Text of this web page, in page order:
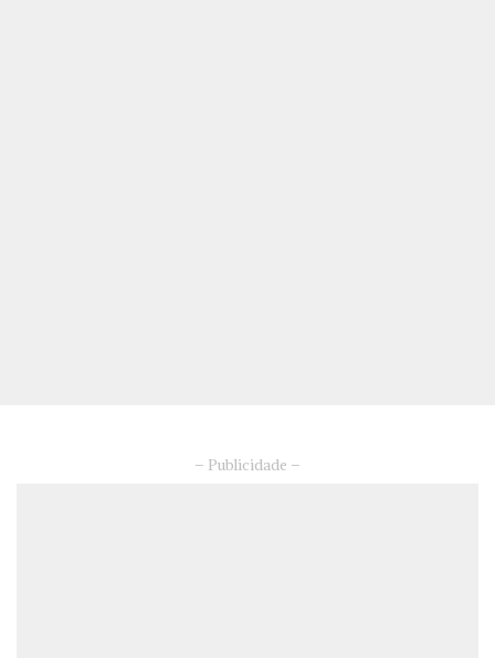
– Publicidade –